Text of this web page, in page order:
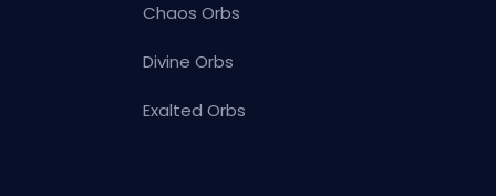
Chaos Orbs
Divine Orbs
Exalted Orbs